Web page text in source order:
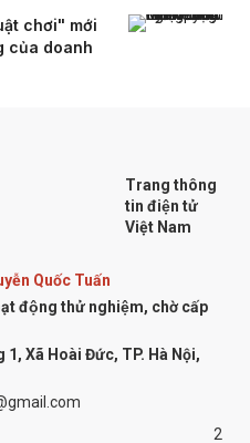
chơi" mới
của doanh
Trang thông
tin điện tử
Việt Nam
Quốc Tuấn
động thử nghiệm, chờ cấp
Xã Hoài Đức, TP. Hà Nội,
2